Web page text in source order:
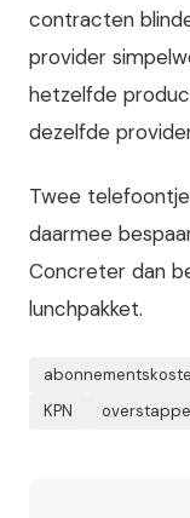
contracten
provider
hetzelfde
dezelfde
Twee
daarmee
Concreter dan
lunchpakket.
KPN